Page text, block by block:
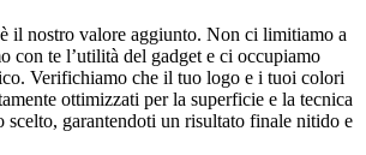
il nostro valore aggiunto. Non ci limitiamo a
con te l’utilità del gadget e ci occupiamo
Verifichiamo che il tuo logo e i tuoi colori
ottimizzati per la superficie e la tecnica
scelto, garantendoti un risultato finale nitido e